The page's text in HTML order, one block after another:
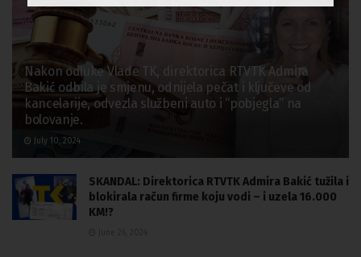
Nakon odluke Vlade TK, direktorica RTVTK Admira
Bakić odbila je smjenu, odnijela pečat i ključeve od
kancelarije, odvezla službeni auto i “pobjegla” na
bolovanje.
July 10, 2024
SKANDAL: Direktorica RTVTK Admira Bakić tužila i
blokirala račun firme koju vodi – i uzela 16.000
KM!?